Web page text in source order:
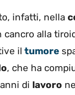
infatti, nella
cancro alla
il tumore
, che ha
di lavoro